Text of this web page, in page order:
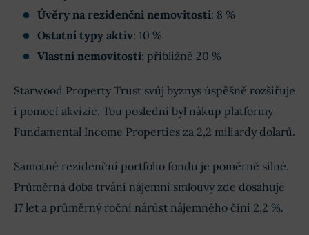
Úvěry na rezidenční nemovitosti: 8 %
Ostatní typy aktiv: 10 %
Vlastní nemovitosti: přibližně 20 %
Starwood Property Trust svůj byznys úspěšně rozšiřuje
i pomocí akvizic. Tou poslední byl nákup platformy
Fundamental Income Properties za 2,2 miliardy dolarů.
Samotné rezidenční portfolio fondu je poměrně silné.
Průměrná doba trvání nájemní smlouvy zde dosahuje
17 let a průměrný roční nárůst nájemného činí 2,2 %.